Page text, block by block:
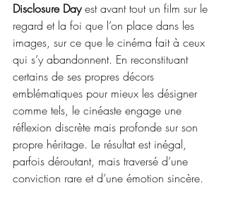
Disclosure Day est avant tout un film sur le
regard et la foi que l’on place dans les
images, sur ce que le cinéma fait à ceux
qui s’y abandonnent. En reconstituant
certains de ses propres décors
emblématiques pour mieux les désigner
comme tels, le cinéaste engage une
réflexion discrète mais profonde sur son
propre héritage. Le résultat est inégal,
parfois déroutant, mais traversé d’une
conviction rare et d’une émotion sincère.